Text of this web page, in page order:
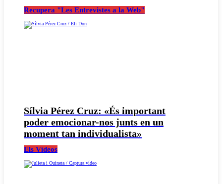
Recupera "Les Entrevistes a la Web"
Sílvia Pérez Cruz: «És important
poder emocionar-nos junts en un
moment tan individualista»
Els Vídeos